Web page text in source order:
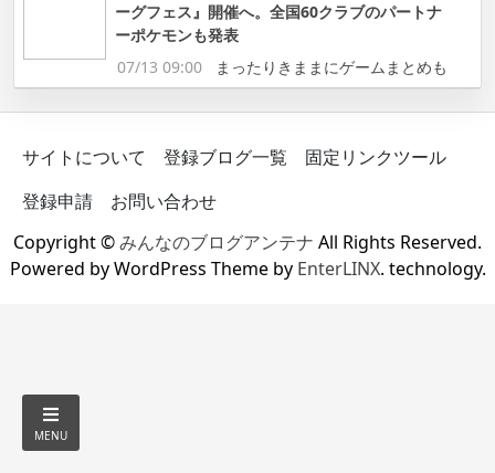
ーグフェス』開催へ。全国60クラブのパートナ
ーポケモンも発表
07/13 09:00
まったりきままにゲームまとめも
サイトについて 登録ブログ一覧
固定リンクツール
登録申請
お問い合わせ
Copyright ©みんなのブログアンテナ All Rights Reserved.
Powered by WordPress Theme by EnterLINX. technology.
MENU